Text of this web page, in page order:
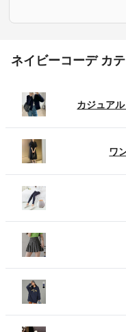
ネイビーコーデ カ
カジュア
ワ